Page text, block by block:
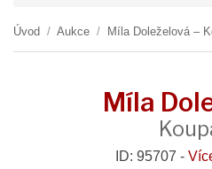
Úvod / Aukce / Míla Doleželová –
Míla
ID: 95707 -